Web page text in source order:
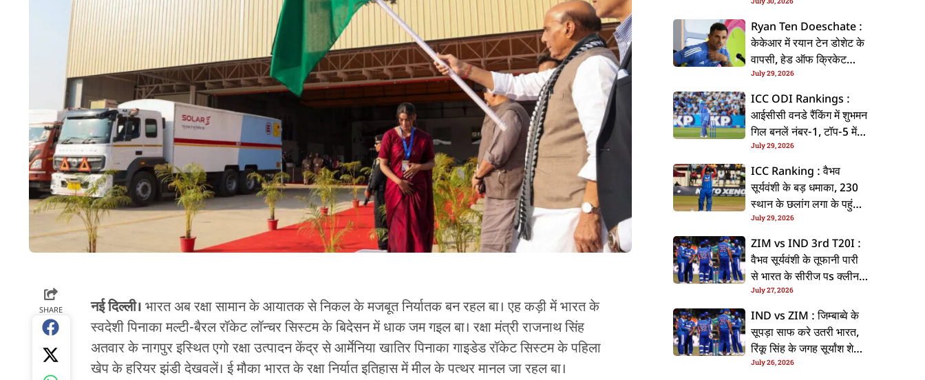
SHARE नई दिल्ली। भारत अब रक्षा सामान के आयातक से निकल के मजबूत निर्यातक बन रहल बा। एह कड़ी में भारत के
स्वदेशी पिनाका मल्टी-बैरल रॉकेट लॉन्चर सिस्टम के बिदेसन में धाक जम गइल बा। रक्षा मंत्री राजनाथ सिंह
अतवार के नागपुर इस्थित एगो रक्षा उत्पादन केंद्र से आर्मेनिया खातिर पिनाका गाइडेड रॉकेट सिस्टम के पहिला
खेप के हरियर झंडी देखवलें। ई मौका भारत के रक्षा निर्यात इतिहास में मील के पत्थर मानल जा रहल बा।
ललें संन्यास, सोशल मीडिया
पs पोस्ट कs के कइलें एलान
Ryan Ten Doeschate :
केकेआर में रयान टेन डोशेट के
वापसी, हेड ऑफ क्रिकेट
स्ट्रेटजी के जिम्मेदारी संभरिहें
July 29, 2026
ICC ODI Rankings :
आईसीसी वनडे रैंकिंग में शुभमन
गिल बनलें नंबर-1, टॉप-5 में
भारत के तीन बल्लेबाज
July 29, 2026
ICC Ranking : वैभव
सूर्यवंशी के बड़ धमाका, 230
स्थान के छलांग लगा के पहुंचलें
48वां नंबर पs
July 29, 2026
ZIM vs IND 3rd T20I :
वैभव सूर्यवंशी के तूफानी पारी
से भारत के सीरीज पs क्लीन
स्वीप, जिम्बाब्वे 35 रन से
हारल
July 27, 2026
IND vs ZIM : जिम्बाब्वे के
सूपड़ा साफ करे उतरी भारत,
रिंकू सिंह के जगह सूर्यांश शेडगे
के मिल सकेला मवका
July 26, 2026